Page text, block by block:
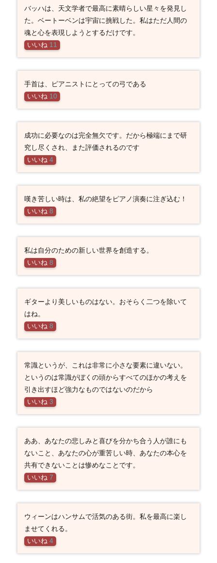
バッハは、天文学者で最高に素晴らしい星々を発見し
た。ベートーベンは宇宙に挑戦した。私はただ人間の
魂と心を表現しようとするだけです。
いいね 11
手首は、ピアニストにとっての弓である
いいね 10
成功に必要なのは完全無欠です。だから極端にまで研
究し尽くされ、また評価されるのです
いいね 4
嘆き苦しい時は、私の絶望をピアノ演奏に注ぎ込む！
いいね 8
私は自分のための新しい世界を創造する。
いいね 8
ギターより美しいものはない。おそらく二つを除いて
はね。
いいね 8
常識というが、これは非常に小さな要素に違いない。
というのは常識がぼくの頭からすべてのほかの考えを
引き出すほど強力なものではないのだから
いいね 3
ああ、あなたの悲しみと喜びを分かち合う人が誰にも
ないこと、あなたの心が重苦しい時、あなたの本心を
共有できないことは惨めなことです。
いいね 7
ウィーンはハンサムで活気のある街。私を最高に楽し
ませてくれる。
いいね 4